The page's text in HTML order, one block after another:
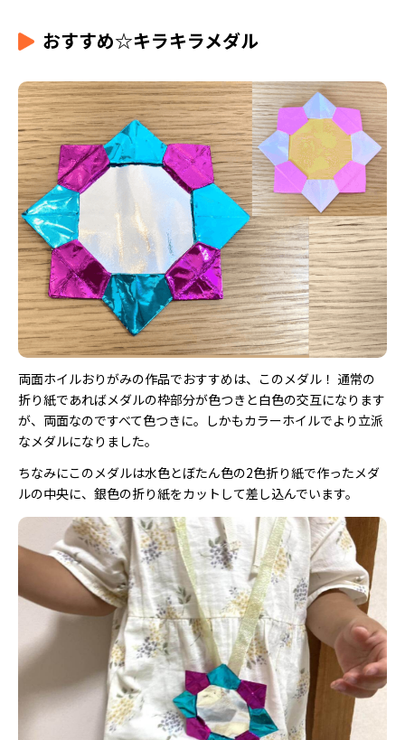
おすすめ☆キラキラメダル
両面ホイルおりがみの作品でおすすめは、このメダル！ 通常の
折り紙であればメダルの枠部分が色つきと白色の交互になります
が、両面なのですべて色つきに。しかもカラーホイルでより立派
なメダルになりました。
ちなみにこのメダルは水色とぼたん色の2色折り紙で作ったメダ
ルの中央に、銀色の折り紙をカットして差し込んでいます。